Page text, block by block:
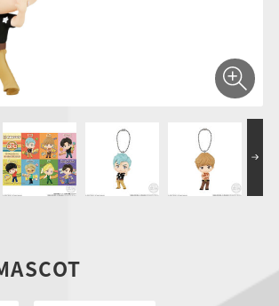
・
ー
ポケットモンスター
サンリオキャラクタ
ーズ
SMPシリーズ キャラデコ